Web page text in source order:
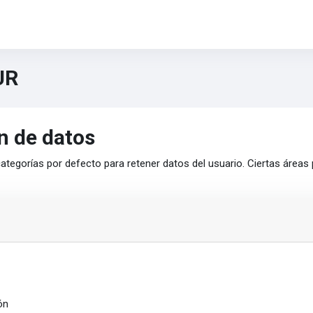
de datos
por defecto para retener datos del usuario. Ciertas